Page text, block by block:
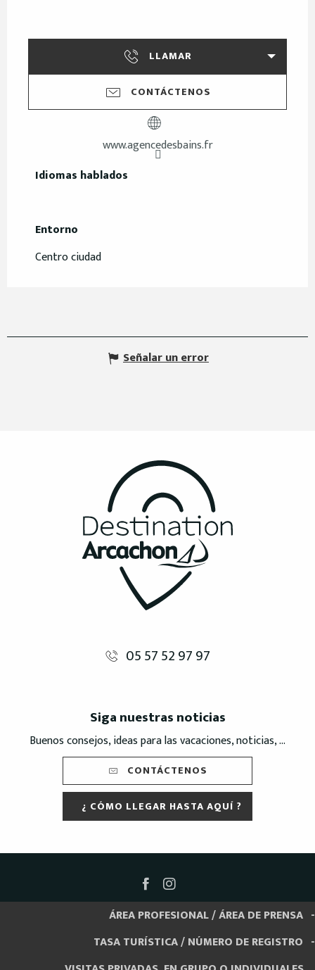
LLAMAR
CONTÁCTENOS
www.agencedesbains.fr
Idiomas hablados
Idiomas hablados
Entorno
Entorno
Centro ciudad
Señalar un error
05 57 52 97 97
Siga nuestras noticias
Buenos consejos, ideas para las vacaciones, noticias, ...
CONTÁCTENOS
¿ CÓMO LLEGAR HASTA AQUÍ ?
ÁREA PROFESIONAL / ÁREA DE PRENSA
TASA TURÍSTICA / NÚMERO DE REGISTRO